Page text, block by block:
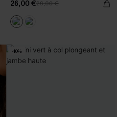
26,00 €29,00 €
-10%